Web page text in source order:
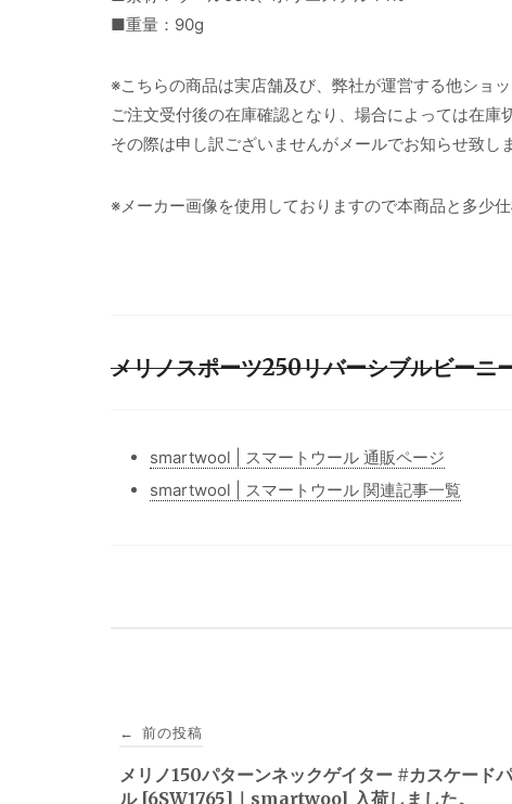
■重量：90g
※こちらの商品は実店舗及び、弊社が運営する他ショ
ご注文受付後の在庫確認となり、場合によっては在庫
その際は申し訳ございませんがメールでお知らせ致し
※メーカー画像を使用しておりますので本商品と多少
メリノスポーツ250リバーシブルビー
smartwool | スマートウール 通販ページ
smartwool | スマートウール 関連記事一覧
稿
← 前の投稿
メリノ150パターンネックゲイター #カスケード
ル [6SW1765]｜smartwool 入荷しました。